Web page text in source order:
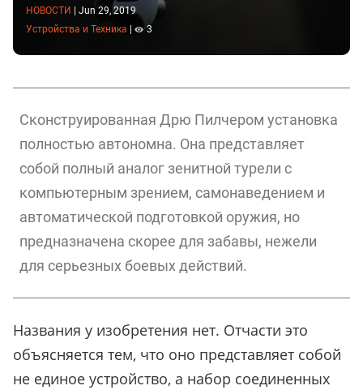
НОВОСТИ
Jun 29, 2019
Устройства и Техника
3
Сконструированная Дрю Пилчером установка
полностью автономна. Она представляет
собой полный аналог зенитной турели с
компьютерным зрением, самонаведением и
автоматической подготовкой оружия, но
предназначена скорее для забавы, нежели
для серьезных боевых действий.
Названия у изобретения нет. Отчасти это
объясняется тем, что оно представляет собой
не единое устройство, а набор соединенных